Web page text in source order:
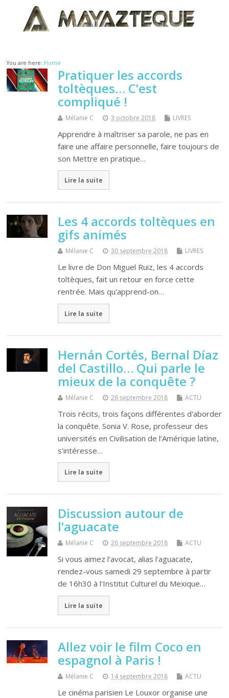
You are here: Home
Pratiquer les accords
toltèques… C’est
compliqué !
Mélanie C 3 octobre 2018 LIVRES
Apprendre à maîtriser sa parole, ne pas en
faire une affaire personnelle, faire toujours de
son Mettre en pratique…
Lire la suite
Les 4 accords toltèques en
gifs animés
Mélanie C 30 septembre 2018 LIVRES
Le livre de Don Miguel Ruiz, les 4 accords
toltèques, fait un retour en force cette
rentrée. Mais qu'apprend-on…
Lire la suite
Hernán Cortés, Bernal Díaz
del Castillo… Qui parle le
mieux de la conquête ?
Mélanie C 26 septembre 2018 ACTU
Trois récits, trois façons différentes d'aborder
la conquête. Sonia V. Rose, professeur des
universités en Civilisation de l’Amérique latine,
s'intéresse…
Lire la suite
Discussion autour de
l’aguacate
Mélanie C 26 septembre 2018 ACTU
Si vous aimez l'avocat, alias l'aguacate,
rendez-vous samedi 29 septembre à partir
de 16h30 à l'Institut Culturel du Mexique…
Lire la suite
Allez voir le film Coco en
espagnol à Paris !
Mélanie C 14 septembre 2018 ACTU
Le cinéma parisien Le Louxor organise une